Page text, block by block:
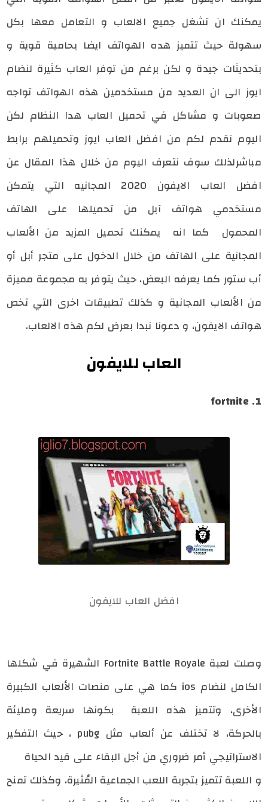
يمكنك ان تشغل جميع الالعاب و التعامل معها بكل
سهولة حيث تتميز هده الهواتف ايضا بحامية قوية و
بتحديثات جيدة و لكن برغم من توفر العاب كثيرة لنضام
ايوز الى ان العديد من مستخدمين هذه الهواتف تواجه
صعوبات و مشاكل في تحميل العاب هدا النظام لكن
اليوم نقدم لكم من افضل العاب ايوز وتحميلهم برابط
مباشرلذلك سوف نتعرف اليوم من خلال هذا المقال عن
افضل العاب الايفون 2020 المجانيه التي يتمكن
مستخدمي هواتف آبل من تحميلها على الهاتف
المحمول كما انه يمكنك تحميل المزيد من الألعاب
المجانية على الهاتف من خلال الدخول على متجر أبل أو
أب ستور كما يعرفه البعض، حيث يتوفر به مجموعة مميزة
من الألعاب المجانية و كذلك تطبيقات اخرى التي تخص
هواتف الايفون، و دعونا نبدا بعرض لكم هذه الالعاب.
العاب للايفون
1. fortnite
افضل العاب للايفون
وصلت لعبة Fortnite Battle Royale الشهيرة في شكلها
الكامل لنضام ios كما هي على منصات الألعاب الكبيرة
الأخرى، وتتميز هذه اللعبة بكونها سريعة ومليئة
بالحركة، لا تختلف عن ألعاب مثل pubg ، حيث التفكير
الاستراتيجي أمر ضروري من أجل البقاء على قيد الحياة
و اللعبة تتميز بتجربة اللعب الجماعية المُثيرة، وكذلك تمنح